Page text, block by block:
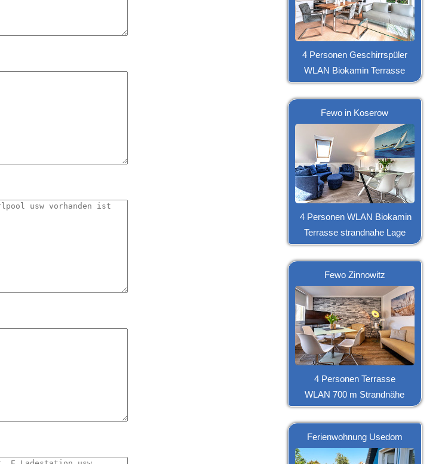
4 Personen Geschirrspüler
WLAN Biokamin Terrasse
Fewo in Koserow
4 Personen WLAN Biokamin
Terrasse strandnahe Lage
Fewo Zinnowitz
4 Personen Terrasse
WLAN 700 m Strandnähe
Ferienwohnung Usedom